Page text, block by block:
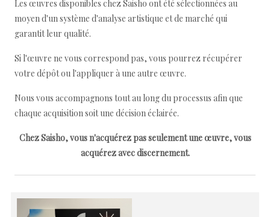
Les œuvres disponibles chez Saisho ont été sélectionnées au
moyen d'un système d'analyse artistique et de marché qui
garantit leur qualité.
Si l'œuvre ne vous correspond pas, vous pourrez récupérer
votre dépôt ou l'appliquer à une autre œuvre.
Nous vous accompagnons tout au long du processus afin que
chaque acquisition soit une décision éclairée.
Chez Saisho, vous n'acquérez pas seulement une œuvre, vous
acquérez avec discernement.